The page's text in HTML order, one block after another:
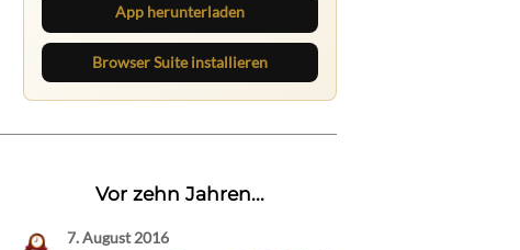
App herunterladen
Browser Suite installieren
Vor zehn Jahren...
7. August 2016